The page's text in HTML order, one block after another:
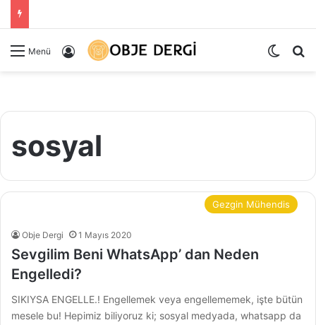
Menü Kayıt Ol Dış
sosyal
Gezgin Mühendis
Obje Dergi 1 Mayıs 2020
Sevgilim Beni WhatsApp’ dan Neden
Engelledi?
SIKIYSA ENGELLE.! Engellemek veya engellememek, işte bütün
mesele bu! Hepimiz biliyoruz ki; sosyal medyada, whatsapp da